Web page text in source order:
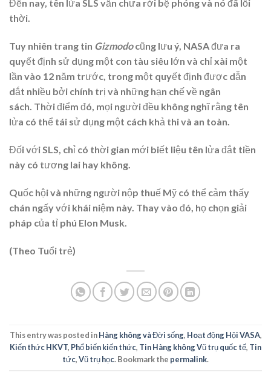
Đến nay, tên lửa SLS vẫn chưa rời bệ phóng và nó đã lỗi
thời.
Tuy nhiên trang tin Gizmodocũng lưu ý, NASA đưa ra
quyết định sử dụng một con tàu siêu lớn và chỉ xài một
lần vào 12 năm trước, trong một quyết định được dẫn
dắt nhiều bởi chính trị và những hạn chế về ngân
sách. Thời điểm đó, mọi người đều không nghĩ rằng tên
lửa có thể tái sử dụng một cách khả thi và an toàn.
Đối với SLS, chỉ có thời gian mới biết liệu tên lửa đắt tiền
này có tương lai hay không.
Quốc hội và những người nộp thuế Mỹ có thể cảm thấy
chán ngấy với khái niệm này. Thay vào đó, họ chọn giải
pháp của tỉ phú Elon Musk.
(Theo Tuổi trẻ)
This entry was posted inHàng không và Đời sống, Hoạt động Hội VASA,
Kiến thức HKVT, Phổ biến kiến thức, Tin Hàng không Vũ trụ quốc tế, Tin
tức,Vũ trụ học. Bookmark the permalink.